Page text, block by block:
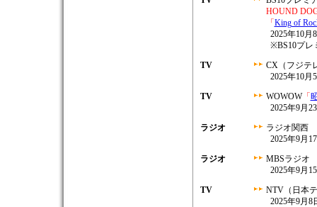
HOUND
「 King of
2025年10月
※BS10プレ
TV
CX（フジテ
2025年10月
TV
WOWOW「
2025年9月
ラジオ
ラジオ関西
2025年9月
ラジオ
MBSラジオ
2025年9月
TV
NTV（日本
2025年9月8